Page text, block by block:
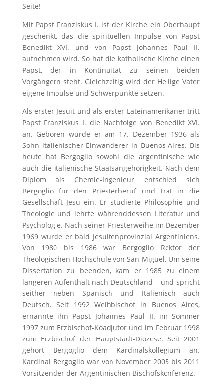
Seite!
Mit Papst Franziskus I. ist der Kirche ein Oberhaupt
geschenkt, das die spirituellen Impulse von Papst
Benedikt XVI. und von Papst Johannes Paul II.
aufnehmen wird. So hat die katholische Kirche einen
Papst, der in Kontinuität zu seinen beiden
Vorgängern steht. Gleichzeitig wird der Heilige Vater
eigene Impulse und Schwerpunkte setzen.
Als erster Jesuit und als erster Lateinamerikaner tritt
Papst Franziskus I. die Nachfolge von Benedikt XVI.
an. Geboren wurde er am 17. Dezember 1936 als
Sohn italienischer Einwanderer in Buenos Aires. Bis
heute hat Bergoglio sowohl die argentinische wie
auch die italienische Staatsangehörigkeit. Nach dem
Diplom als Chemie-Ingenieur entschied sich
Bergoglio für den Priesterberuf und trat in die
Gesellschaft Jesu ein. Er studierte Philosophie und
Theologie und lehrte währenddessen Literatur und
Psychologie. Nach seiner Priesterweihe im Dezember
1969 wurde er bald Jesuitenprovinzial Argentiniens.
Von 1980 bis 1986 war Bergoglio Rektor der
Theologischen Hochschule von San Miguel. Um seine
Dissertation zu beenden, kam er 1985 zu einem
längeren Aufenthalt nach Deutschland – und spricht
seither neben Spanisch und Italienisch auch
Deutsch. Seit 1992 Weihbischof in Buenos Aires,
ernannte ihn Papst Johannes Paul II. im Sommer
1997 zum Erzbischof‑Koadjutor und im Februar 1998
zum Erzbischof der Hauptstadt-Diözese. Seit 2001
gehört Bergoglio dem Kardinalskollegium an.
Kardinal Bergoglio war von November 2005 bis 2011
Vorsitzender der Argentinischen Bischofskonferenz.